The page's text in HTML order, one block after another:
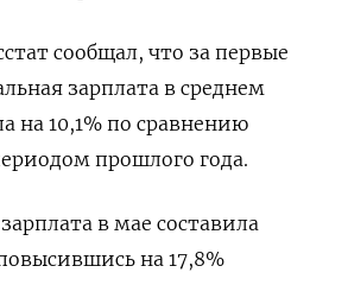
сообщал, что за первые
зарплата в среднем
на 10,1% по сравнению
прошлого года.
в мае составила
на 17,8%